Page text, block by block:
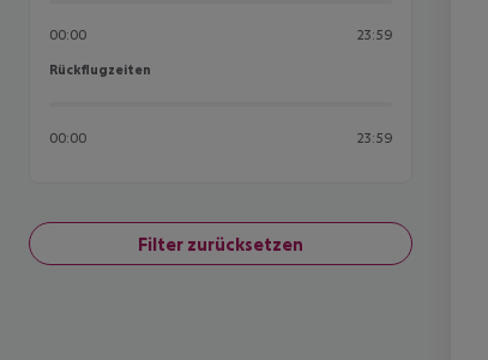
00:00 23:59
Rückflugzeiten
Rückflugzeiten
00:00 23:59
Filter zurücksetzen